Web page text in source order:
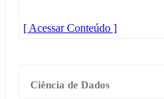
[ Acessar Conteúdo ]
Ciência de Dados